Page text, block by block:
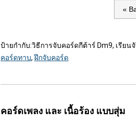
«
ป้ายกำกับ:วิธีการจับคอร์ดกีต้าร์ Dm9, เรียน
คอร์ดทาบ,ฝึกจับคอร์ด
คอร์ดเพลง และ เนื้อร้อง แบบสุ่ม